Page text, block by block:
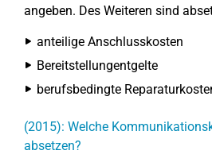
angeben. Des Weiteren sind
anteilige Anschlusskosten
Bereitstellungentgelte
berufsbedingte
(2015): Welche
absetzen?